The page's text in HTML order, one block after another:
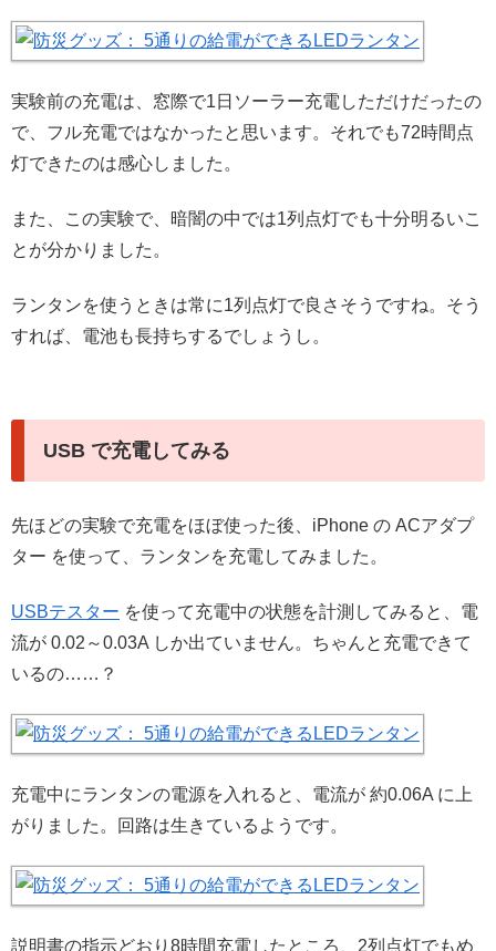
実験前の充電は、窓際で1日ソーラー充電しただけだったの
で、フル充電ではなかったと思います。それでも72時間点
灯できたのは感心しました。
また、この実験で、暗闇の中では1列点灯でも十分明るいこ
とが分かりました。
ランタンを使うときは常に1列点灯で良さそうですね。そう
すれば、電池も長持ちするでしょうし。
USB で充電してみる
先ほどの実験で充電をほぼ使った後、iPhone の ACアダプ
ター を使って、ランタンを充電してみました。
USBテスター を使って充電中の状態を計測してみると、電
流が 0.02～0.03A しか出ていません。ちゃんと充電できて
いるの……？
充電中にランタンの電源を入れると、電流が 約0.06A に上
がりました。回路は生きているようです。
説明書の指示どおり8時間充電したところ、2列点灯でもめ